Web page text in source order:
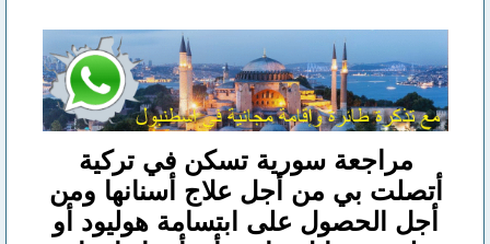
مراجعة سورية تسكن في تركية
أتصلت بي من أجل علاج أسنانها ومن
أجل الحصول على ابتسامة هوليود أو